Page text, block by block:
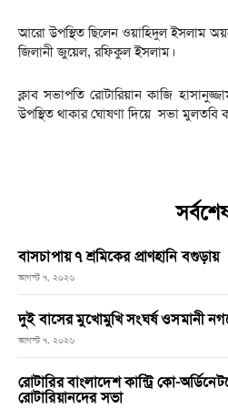
আরো উপস্থিত ছিলেন ওয়াহিদুল ইসলাম
জিলানী জুয়েল, রফিকুল ইসলাম।
ক্লাব সভাপতি রোটারিয়ান কাজি
উপস্থিত থাকার ঘোষণা দিয়ে সভা মুলতবি
বাসচাপায় ৭ শ্রমিকের প্রাণহানি বগুড়ায়
আগস্ট ৭, ২০২৬
দুই বাসের মুখোমুখি সংঘর্ষ ওসমানী
আগস্ট ৭, ২০২৬
রোটারির বাংলাদেশ কান্ট্রি কো-
রোটারিয়ানদের সভা